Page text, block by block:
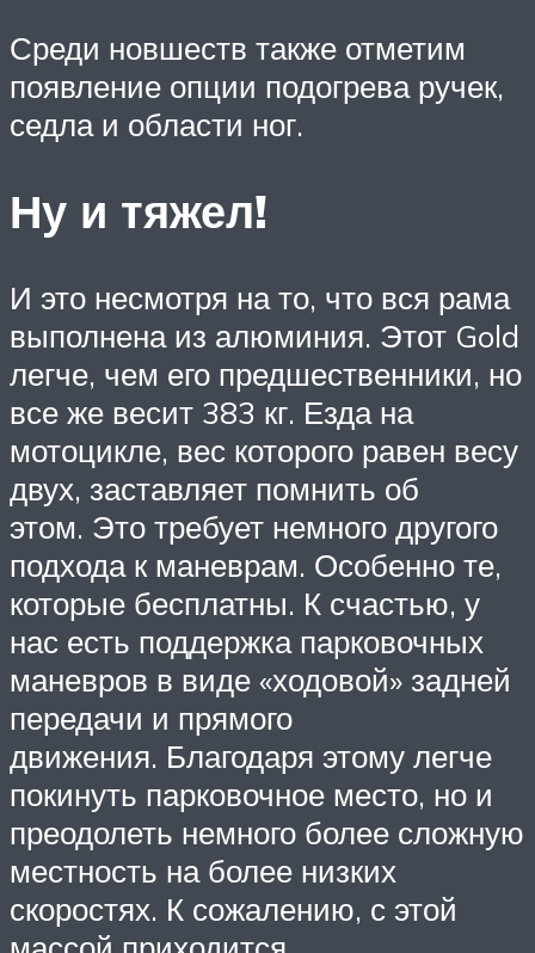
Среди новшеств также отметим
появление опции подогрева ручек,
седла и области ног.
Ну и тяжел!
И это несмотря на то, что вся рама
выполнена из алюминия. Этот Gold
легче, чем его предшественники, но
все же весит 383 кг. Езда на
мотоцикле, вес которого равен весу
двух, заставляет помнить об
этом. Это требует немного другого
подхода к маневрам. Особенно те,
которые бесплатны. К счастью, у
нас есть поддержка парковочных
маневров в виде «ходовой» задней
передачи и прямого
движения. Благодаря этому легче
покинуть парковочное место, но и
преодолеть немного более сложную
местность на более низких
скоростях. К сожалению, с этой